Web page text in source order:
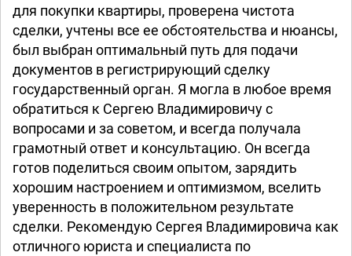
Взыскание задолженности
2-4717/2023 ~ М-2555/2023 2-238/2019
Жилищные вопросы
2-217/2022 (2-2080/2021;) ~
М-1540/2021
2-3552/2022 ~ М-1587/2022
2-631/2022 (2-5324/2021;) ~
М-3659/2021
2-544/2022 (2-2664/2021;)
2-242/2021 (2-2597/2020;) ~
М-2213/2020
2-1791/2021 ~ М-79/2021
№ 2-767/2020
2-668/2020 ~ М-121/2020
2-702/2020 (2-6996/2019;) ~
М-5568/2019
2-619/2020 (2-6903/2019;) ~
М-5376/2019
9-319/2020 ~ М-3780/2020
2-421/2020 (2-3700/2019;) ~
М-3129/2019
для покупки квартиры, проверена чистота
сделки, учтены все ее обстоятельства и нюансы,
был выбран оптимальный путь для подачи
документов в регистрирующий сделку
государственный орган. Я могла в любое время
обратиться к Сергею Владимировичу с
вопросами и за советом, и всегда получала
грамотный ответ и консультацию. Он всегда
готов поделиться своим опытом, зарядить
хорошим настроением и оптимизмом, вселить
уверенность в положительном результате
сделки. Рекомендую Сергея Владимировича как
отличного юриста и специалиста по